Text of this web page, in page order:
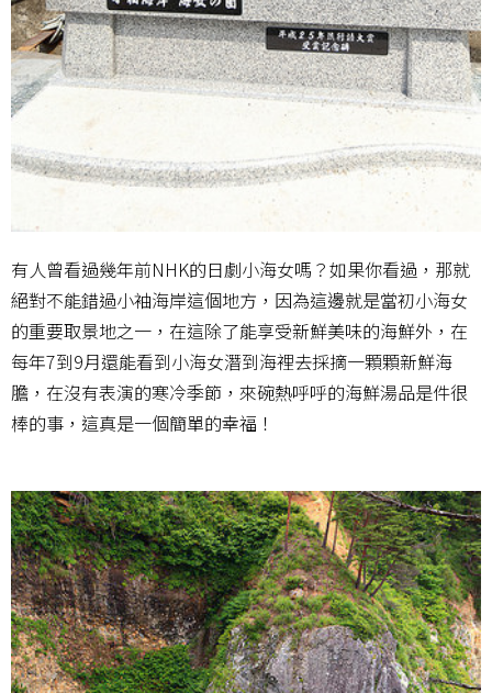
有人曾看過幾年前NHK的日劇小海女嗎？如果你看過，那就
絕對不能錯過小袖海岸這個地方，因為這邊就是當初小海女
的重要取景地之一，在這除了能享受新鮮美味的海鮮外，在
每年7到9月還能看到小海女潛到海裡去採摘一顆顆新鮮海
膽，在沒有表演的寒冷季節，來碗熱呼呼的海鮮湯品是件很
棒的事，這真是一個簡單的幸福！